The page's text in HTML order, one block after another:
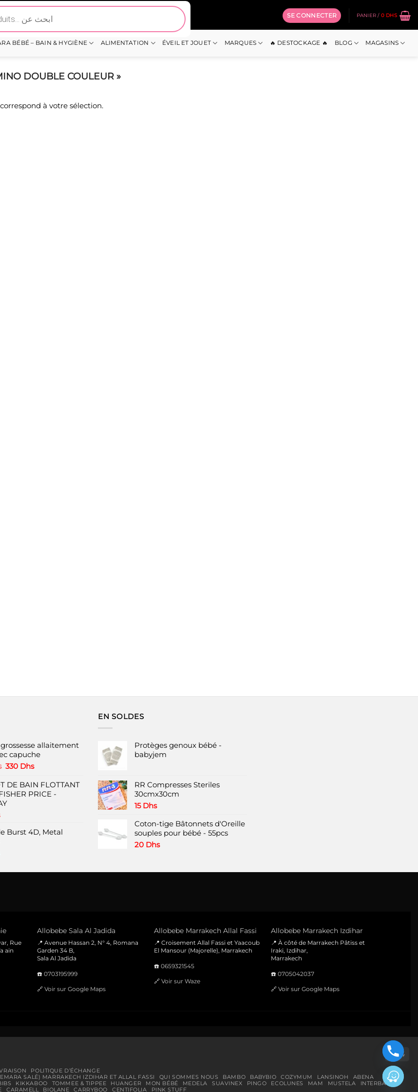
SE CONNECTER PANIER / 0 DHS
BÉBÉ – BAIN & HYGIÈNE ALIMENTATION ÉVEIL ET JOUET MARQUES 🔥 DESTOCKAGE 🔥 BLOG MAGASINS
DOUBLE COULEUR »
à votre sélection.
allaitement
capuche
Le
initial
était :
400 Dhs.
330 DhsLe
actuel
est :
DE BAIN FLOTTANT
PRICE -
Burst 4D, Metal
EN SOLDES
Protèges genoux bébé -
babyjem
RR Compresses Steriles
30cmx30cm
15 Dhs
Coton-tige Bâtonnets d'Oreille
souples pour bébé - 55pcs
20 Dhs
Rue
ain
Allobebe Sala Al Jadida
📍 Avenue Hassan 2, N° 4, Romana
Garden 34 B,
Sala Al Jadida
☎️ 0703195999
🔗 Voir sur Google Maps
Allobebe Marrakech Allal Fassi
📍 Croisement Allal Fassi et Yaacoub
El Mansour (Majorelle), Marrakech
☎️ 0659321545
🔗 Voir sur Waze
Allobebe Marrakech Izdihar
📍 À côté de Marrakech Pâtiss et
Iraki, Izdihar,
Marrakech
☎️ 0705042037
🔗 Voir sur Google Maps
POLITIQUE D’ÉCHANGE
SALÉ) MARRAKECH IZDIHAR ET ALLAL FASSI
QUI SOMMES NOUS BAMBO BABYBIO COZYMUM LANSINOH
ABENA
KIKKABOO TOMMEE & TIPPEE HUANGER MON BÉBÉ MEDELA SUAVINEX PINGO ECOLUNES MAM MUSTELA
INTERBABY
CARAMELL BIOLANE CARRYBOO CENTIFOLIA PINK STUFF